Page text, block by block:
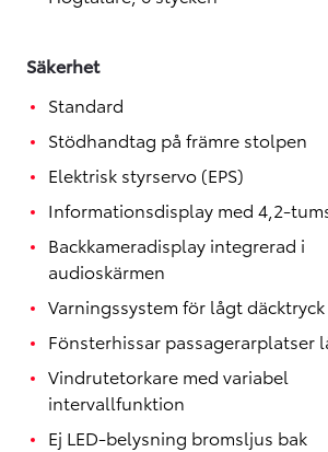
Säkerhet
Standard
Stödhandtag på främre stolpen
Elektrisk styrservo (EPS)
Informationsdisplay med 4,2-
Backkameradisplay integrerad i
audioskärmen
Varningssystem för lågt däcktryck
Fönsterhissar passagerarplatser
Vindrutetorkare med variabel
intervallfunktion
Ej LED-belysning bromsljus bak